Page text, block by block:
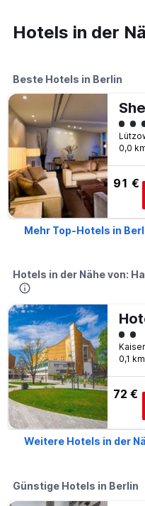
Hotels in der
Beste Hotels in Berlin
0,0
91 €
Mehr Top-Hotels in
Hotels in der Nähe von:
0,1
72 €
Weitere Hotels in der
Günstige Hotels in Berlin